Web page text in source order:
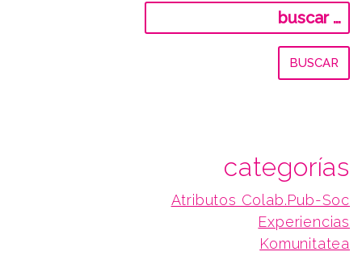
categorías
Atributos Colab.Pub-Soc
Experiencias
Komunitatea